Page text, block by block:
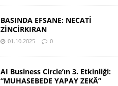
BASINDA EFSANE: NECATİ
ZİNCİRKIRAN
01.10.2025 0
AI Business Circle’ın 3. Etkinliği:
“MUHASEBEDE YAPAY ZEKÂ”